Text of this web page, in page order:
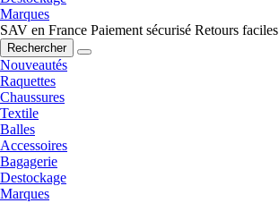
Marques
SAV en France Paiement sécurisé Retours faciles
Rechercher
Nouveautés
Raquettes
Chaussures
Textile
Balles
Accessoires
Bagagerie
Destockage
Marques